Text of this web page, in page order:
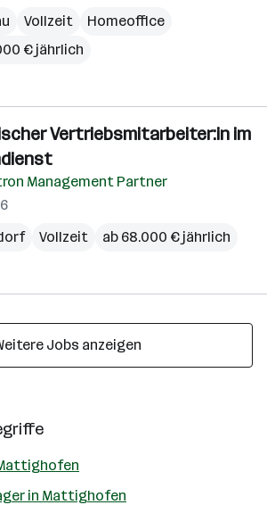
Vollzeit
Homeoffice
€ jährlich
Vertriebsmitarbeiter:in im
Management Partner
Vollzeit ab 68.000 € jährlich
Jobs anzeigen
in Mattighofen